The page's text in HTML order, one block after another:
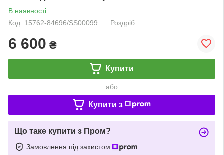
В наявності
Код: 15762-84696/SS00099
Роздріб
6 600 ₴
Купити
або
Купити з
Що таке купити з Пром?
Замовлення під захистом